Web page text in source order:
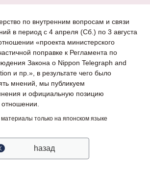
по внутренним вопросам и связи
в период с 4 апреля (Сб.) по 3 августа
«проекта министерского
поправке к Регламента по
Закона о Nippon Telegraph and
и пр.», в результате чего было
мнений, мы публикуем
и официальную позицию
только на японском языке
hазад